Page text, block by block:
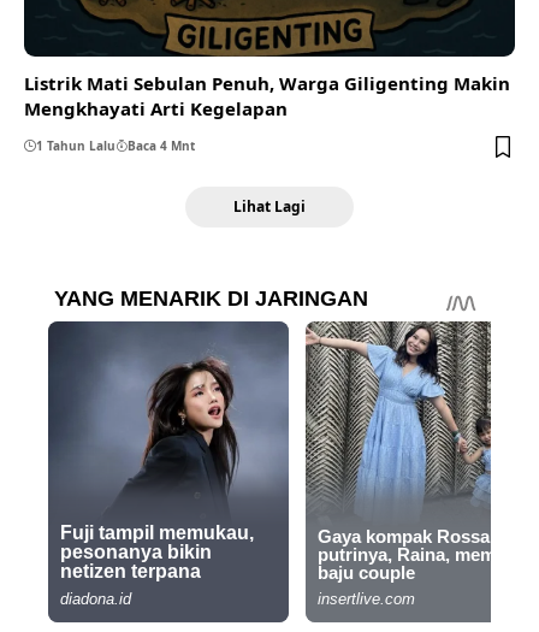
Listrik Mati Sebulan Penuh, Warga Giligenting Makin
Mengkhayati Arti Kegelapan
1 Tahun Lalu Baca 4 Mnt
Lihat Lagi